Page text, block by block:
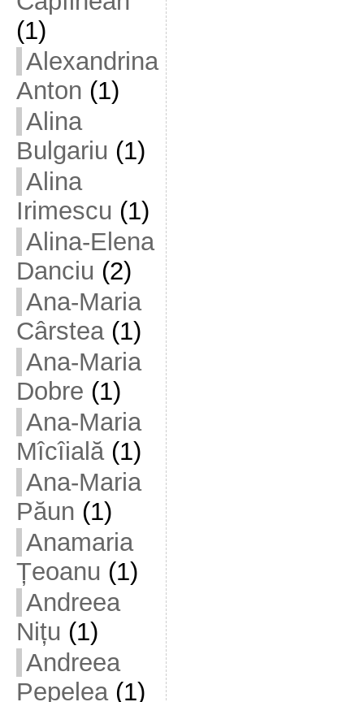
(1)
Alexandrina
Anton (1)
Alina
Bulgariu (1)
Alina
Irimescu (1)
Alina-Elena
Danciu (2)
Ana-Maria
Cârstea(1)
Ana-Maria
Dobre (1)
Ana-Maria
Mîcîială(1)
Ana-Maria
Păun (1)
Anamaria
Țeoanu (1)
Andreea
Nițu (1)
Andreea
Pepelea(1)